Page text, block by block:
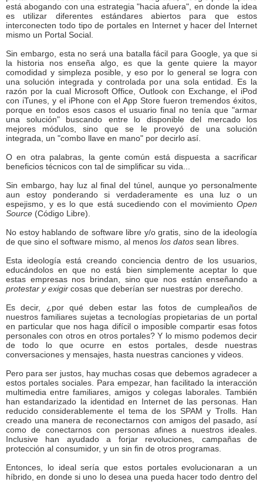
está abogando con una estrategia "hacia afuera", en donde la idea
es utilizar diferentes estándares abiertos para que estos
interconecten todo tipo de portales en Internet y hacer del Internet
mismo un Portal Social.
Sin embargo, esta no será una batalla fácil para Google, ya que si
la historia nos enseña algo, es que la gente quiere la mayor
comodidad y simpleza posible, y eso por lo general se logra con
una solución integrada y controlada por una sola entidad. Es la
razón por la cual Microsoft Office, Outlook con Exchange, el iPod
con iTunes, y el iPhone con el App Store fueron tremendos éxitos,
porque en todos esos casos el usuario final no tenía que "armar
una solución" buscando entre lo disponible del mercado los
mejores módulos, sino que se le proveyó de una solución
integrada, un "combo llave en mano" por decirlo así.
O en otra palabras, la gente común está dispuesta a sacrificar
beneficios técnicos con tal de simplificar su vida...
Sin embargo, hay luz al final del túnel, aunque yo personalmente
aun estoy ponderando si verdaderamente es una luz o un
espejismo, y es lo que está sucediendo con el movimiento Open
Source (Código Libre).
No estoy hablando de software libre y/o gratis, sino de la ideología
de que sino el software mismo, al menos los datos sean libres.
Esta ideología está creando conciencia dentro de los usuarios,
educándolos en que no está bien simplemente aceptar lo que
estas empresas nos brindan, sino que nos están enseñando a
protestar y exigir cosas que deberían ser nuestras por derecho.
Es decir, ¿por qué deben estar las fotos de cumpleaños de
nuestros familiares sujetas a tecnologías propietarias de un portal
en particular que nos haga difícil o imposible compartir esas fotos
personales con otros en otros portales? Y lo mismo podemos decir
de todo lo que ocurre en estos portales, desde nuestras
conversaciones y mensajes, hasta nuestras canciones y videos.
Pero para ser justos, hay muchas cosas que debemos agradecer a
estos portales sociales. Para empezar, han facilitado la interacción
multimedia entre familiares, amigos y colegas laborales. También
han estandarizado la identidad en Internet de las personas. Han
reducido considerablemente el tema de los SPAM y Trolls. Han
creado una manera de reconectarnos con amigos del pasado, así
como de conectarnos con personas afines a nuestros ideales.
Inclusive han ayudado a forjar revoluciones, campañas de
protección al consumidor, y un sin fin de otros programas.
Entonces, lo ideal sería que estos portales evolucionaran a un
híbrido, en donde si uno lo desea una pueda hacer todo dentro del